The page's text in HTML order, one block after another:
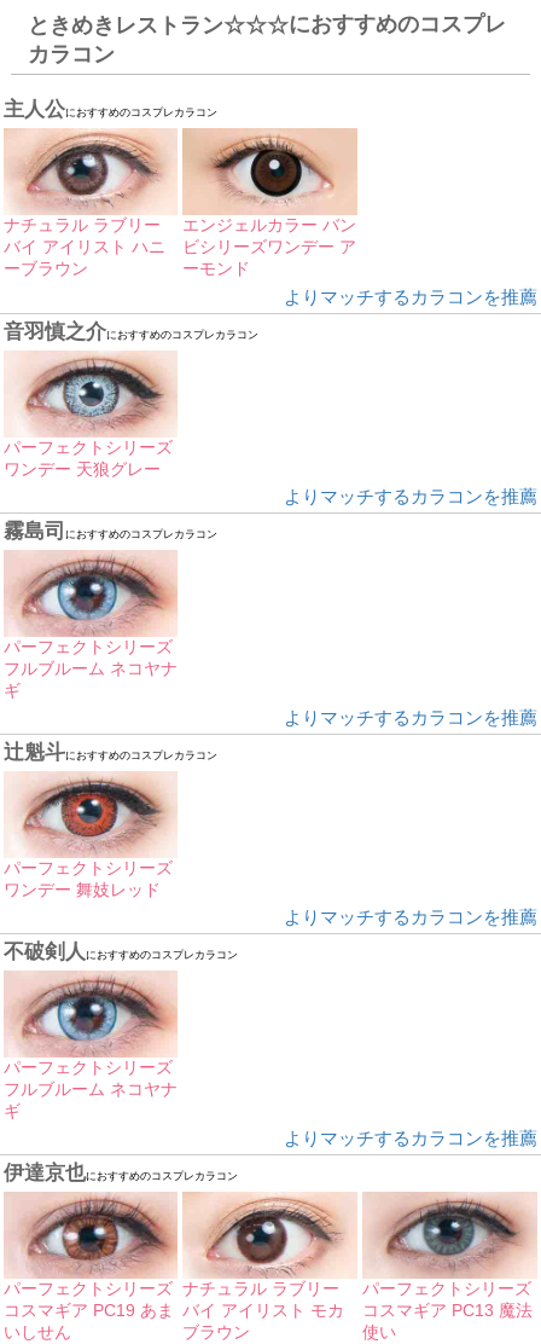
ときめきレストラン☆☆☆におすすめのコスプレ
カラコン
主人公におすすめのコスプレカラコン
ナチュラル ラブリー
バイ アイリスト ハニ
ーブラウン
エンジェルカラー バン
ビシリーズワンデー ア
ーモンド
よりマッチするカラコンを推薦
音羽慎之介におすすめのコスプレカラコン
パーフェクトシリーズ
ワンデー 天狼グレー
よりマッチするカラコンを推薦
霧島司 におすすめのコスプレカラコン
パーフェクトシリーズ
フルブルーム ネコヤナ
ギ
よりマッチするカラコンを推薦
辻魁斗におすすめのコスプレカラコン
パーフェクトシリーズ
ワンデー 舞妓レッド
よりマッチするカラコンを推薦
不破剣人におすすめのコスプレカラコン
パーフェクトシリーズ
フルブルーム ネコヤナ
ギ
よりマッチするカラコンを推薦
伊達京也におすすめのコスプレカラコン
パーフェクトシリーズ
コスマギア PC19 あま
いしせん
ナチュラル ラブリー
バイ アイリスト モカ
ブラウン
パーフェクトシリーズ
コスマギア PC13 魔法
使い